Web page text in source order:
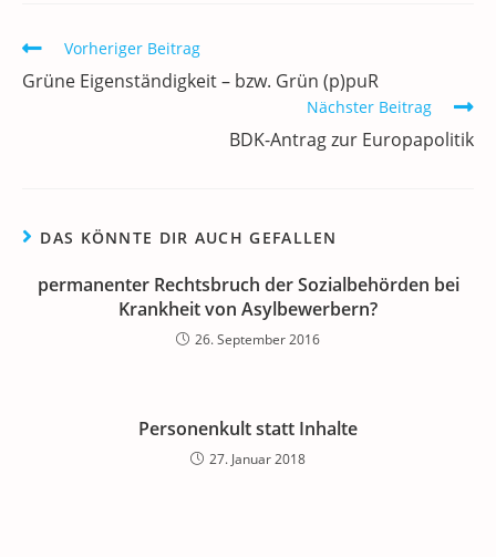
o
k
Weitere
ansehen
Vorheriger Beitrag
Grüne Eigenständigkeit – bzw. Grün (p)puR
Nächster Beitrag
BDK-Antrag zur Europapolitik
DAS KÖNNTE DIR AUCH GEFALLEN
permanenter Rechtsbruch der Sozialbehörden bei
Krankheit von Asylbewerbern?
26. September 2016
Personenkult statt Inhalte
27. Januar 2018